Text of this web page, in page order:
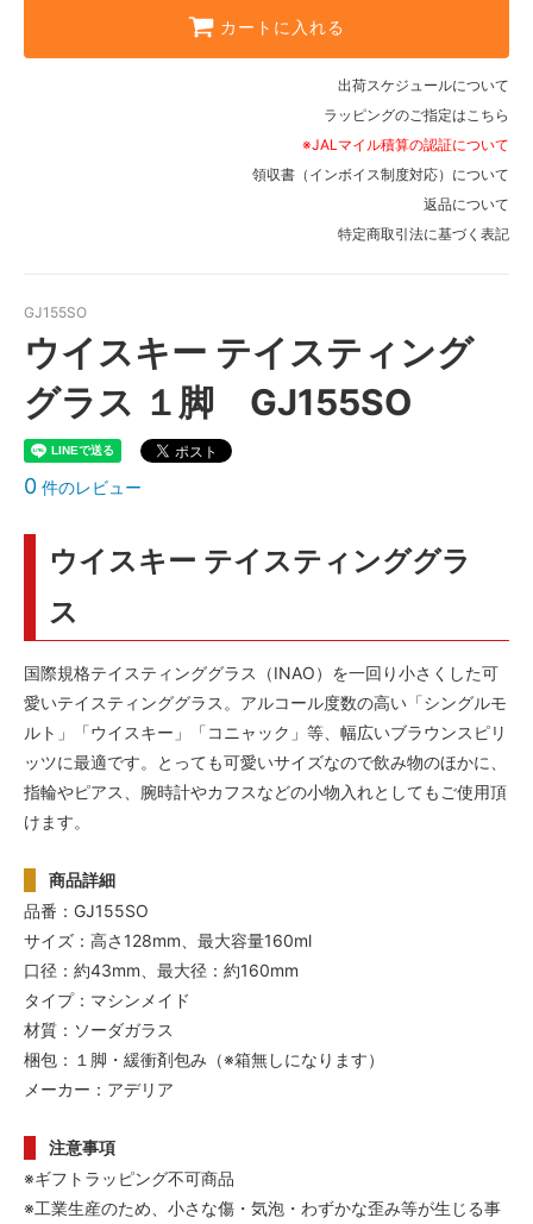
カートに入れる
出荷スケジュールについて
ラッピングのご指定はこちら
※JALマイル積算の認証について
領収書（インボイス制度対応）について
返品について
特定商取引法に基づく表記
GJ155SO
ウイスキー テイスティング
グラス １脚 GJ155SO
0 件のレビュー
ウイスキー テイスティンググラ
ス
国際規格テイスティンググラス（INAO）を一回り小さくした可
愛いテイスティンググラス。アルコール度数の高い「シングルモ
ルト」「ウイスキー」「コニャック」等、幅広いブラウンスピリ
ッツに最適です。とっても可愛いサイズなので飲み物のほかに、
指輪やピアス、腕時計やカフスなどの小物入れとしてもご使用頂
けます。
商品詳細
品番：GJ155SO
サイズ：高さ128mm、最大容量160ml
口径：約43mm、最大径：約160mm
タイプ：マシンメイド
材質：ソーダガラス
梱包：１脚・緩衝剤包み（※箱無しになります）
メーカー：アデリア
注意事項
※ギフトラッピング不可商品
※工業生産のため、小さな傷・気泡・わずかな歪み等が生じる事